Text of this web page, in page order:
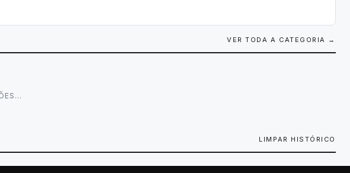
VER TODA A CATEGORIA →
LIMPAR HISTÓRICO